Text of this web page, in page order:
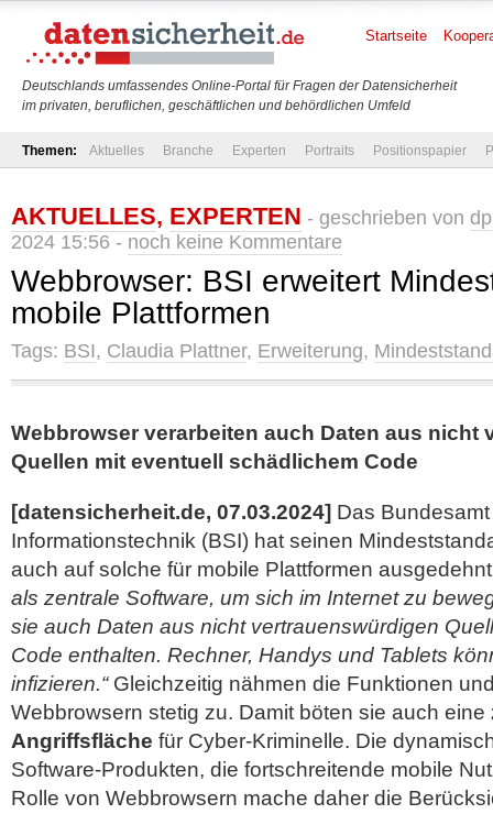
Deutschlands umfassendes Online-Portal für Fragen der Datensicherheit
im privaten, beruflichen, geschäftlichen und behördlichen Umfeld
Startseite
Themen: Aktuelles Branche Experten Portraits Positionspapier
AKTUELLES, EXPERTEN - geschrieben von dp
2024 15:56 - noch keine Kommentare
Webbrowser: BSI erweitert
mobile Plattformen
Tags: BSI, Claudia Plattner, Erweiterung,
Webbrowser verarbeiten auch Daten aus nicht
Quellen mit eventuell schädlichem Code
[datensicherheit.de, 07.03.2024] Das
Informationstechnik (BSI) hat seinen
auch auf solche für mobile Plattformen
als zentrale Software, um sich im Internet zu
sie auch Daten aus nicht vertrauenswürdigen
Code enthalten. Rechner, Handys und Tablets
infizieren.“Gleichzeitig nähmen die Funktionen
Webbrowsern stetig zu. Damit böten sie auch eine
Angriffsfläche für Cyber-Kriminelle. Die
Software-Produkten, die fortschreitende mobile
Rolle von Webbrowsern mache daher die